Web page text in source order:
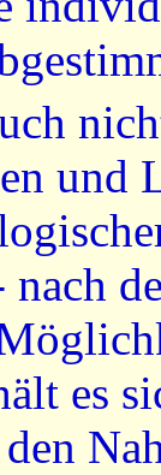
und
nach
es